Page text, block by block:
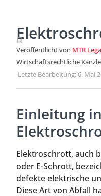
Veröffentlicht von MTR
Wirtschaftsrechtliche
·Letzte Bearbeitung: 6. Mai
Einleitung
Elektroschrott, auch
oder E-Schrott,
defekte elektrische
Diese Art von Abfall